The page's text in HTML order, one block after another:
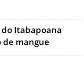
Itabapoana
mangue